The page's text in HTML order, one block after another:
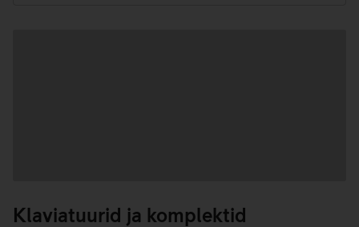
laadimine
Klaviatuurid ja komplektid